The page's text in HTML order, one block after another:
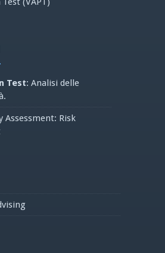
Test: Analisi delle
Assessment: Risk